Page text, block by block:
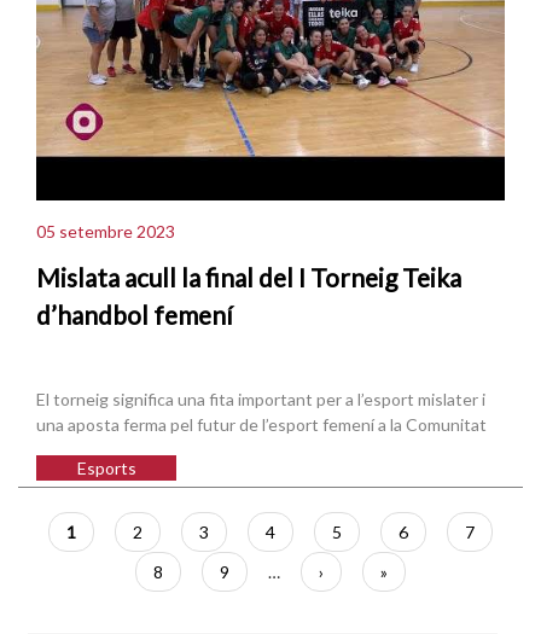
05 setembre 2023
Mislata acull la final del I Torneig Teika
d’handbol femení
El torneig significa una fita important per a l’esport mislater i
una aposta ferma pel futur de l’esport femení a la Comunitat
Esports
Paginació
Pàgina
actual
1 Pàgina
2 Pàgina
3 Pàgina
4 Pàgina
5 Pàgina
6 Pàgina
7
Pàgina
8 Pàgina
9 …
Pàgina
següent
›
Última
pàgina
»